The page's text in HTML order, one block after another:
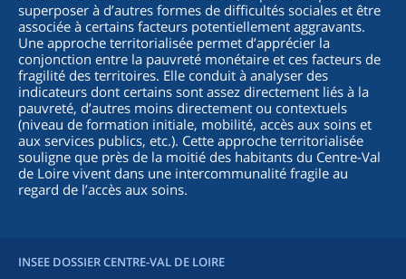
superposer à d’autres formes de difficultés sociales et être
associée à certains facteurs potentiellement aggravants.
Une approche territorialisée permet d’apprécier la
conjonction entre la pauvreté monétaire et ces facteurs de
fragilité des territoires. Elle conduit à analyser des
indicateurs dont certains sont assez directement liés à la
pauvreté, d’autres moins directement ou contextuels
(niveau de formation initiale, mobilité, accès aux soins et
aux services publics, etc.). Cette approche territorialisée
souligne que près de la moitié des habitants du Centre-Val
de Loire vivent dans une intercommunalité fragile au
regard de l’accès aux soins.
INSEE DOSSIER CENTRE-VAL DE LOIRE